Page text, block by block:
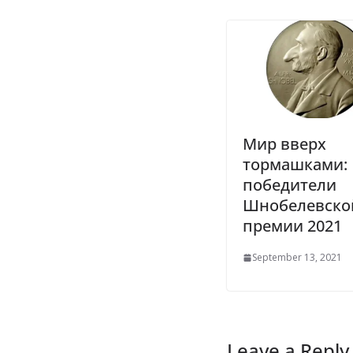
Мир вверх
тормашками:
победители
премии 2021
September 13, 2021